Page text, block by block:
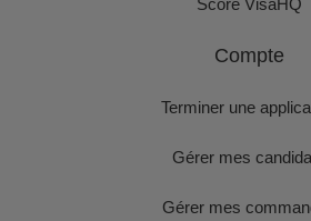
Score VisaHQ
Compte
Terminer une
Gérer mes
Gérer mes